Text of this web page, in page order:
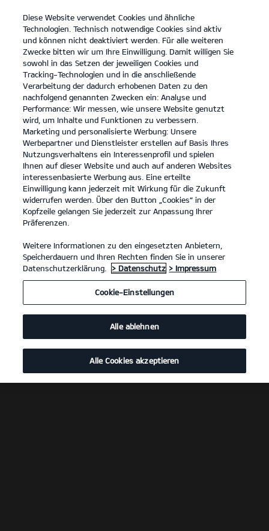
open
menu
KONTAKT
Der Kia EV9
... ... DER KIA EV9
Der vollelektrische Kia
EV9.
Entdecke eine Welt voller
Möglichkeiten.
Diese Website verwendet Cookies und ähnliche
Technologien. Technisch notwendige Cookies sind aktiv
und können nicht deaktiviert werden. Für alle weiteren
Zwecke bitten wir um Ihre Einwilligung. Damit willigen Sie
sowohl in das Setzen der jeweiligen Cookies und
Tracking-Technologien und in die anschließende
Verarbeitung der dadurch erhobenen Daten zu den
nachfolgend genannten Zwecken ein: Analyse und
Performance: Wir messen, wie unsere Website genutzt
wird, um Inhalte und Funktionen zu verbessern.
Marketing und personalisierte Werbung: Unsere
Werbepartner und Dienstleister erstellen auf Basis Ihres
Nutzungsverhaltens ein Interessenprofil und spielen
Ihnen auf dieser Website und auch auf anderen Websites
interessenbasierte Werbung aus. Eine erteilte
Einwilligung kann jederzeit mit Wirkung für die Zukunft
widerrufen werden. Über den Button „Cookies“ in der
Kopfzeile gelangen Sie jederzeit zur Anpassung Ihrer
Präferenzen.
Weitere Informationen zu den eingesetzten Anbietern,
Speicherdauern und Ihren Rechten finden Sie in unserer
Datenschutzerklärung.
> Datenschutz > Impressum
Cookie-Einstellungen
Alle ablehnen
Alle Cookies akzeptieren